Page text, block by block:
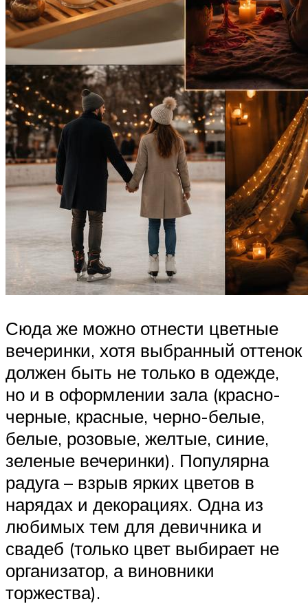
Сюда же можно отнести цветные
вечеринки, хотя выбранный оттенок
должен быть не только в одежде,
но и в оформлении зала (красно-
черные, красные, черно-белые,
белые, розовые, желтые, синие,
зеленые вечеринки). Популярна
радуга – взрыв ярких цветов в
нарядах и декорациях. Одна из
любимых тем для девичника и
свадеб (только цвет выбирает не
организатор, а виновники
торжества).